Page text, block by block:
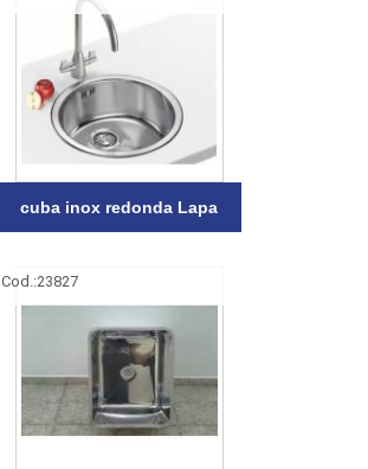
cuba inox redonda Lapa
Cod.:23827